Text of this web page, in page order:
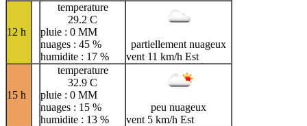
12 h
temperature
29.2 C
pluie : 0 MM
nuages : 45 %
humidite : 17 %
partiellement nuageux
vent 11 km/h Est
15 h
temperature
32.9 C
pluie : 0 MM
nuages : 15 %
humidite : 13 %
peu nuageux
vent 5 km/h Est